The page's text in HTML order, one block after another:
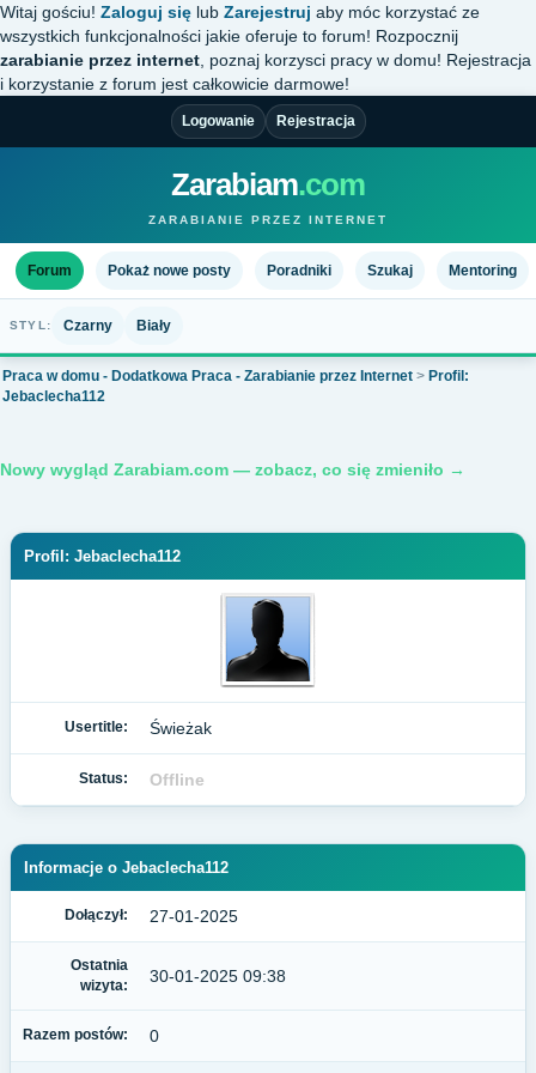
Witaj gościu! Zaloguj się lub Zarejestruj aby móc korzystać ze
wszystkich funkcjonalności jakie oferuje to forum! Rozpocznij
zarabianie przez internet , poznaj korzysci pracy w domu! Rejestracja
i korzystanie z forum jest całkowicie darmowe!
Logowanie Rejestracja
Zarabiam.com
ZARABIANIE PRZEZ INTERNET
Forum Pokaż nowe posty Poradniki Szukaj Mentoring
STYL: Czarny Biały
Praca w domu - Dodatkowa Praca - Zarabianie przez Internet > Profil:
Jebaclecha112
Nowy wygląd Zarabiam.com — zobacz, co się zmieniło →
Profil: Jebaclecha112
Usertitle: Świeżak
Status: Offline
Informacje o Jebaclecha112
Dołączył: 27-01-2025
Ostatnia
wizyta:
30-01-2025 09:38
Razem postów: 0